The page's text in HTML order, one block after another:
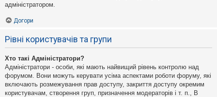
адміністратором.
Догори
Рівні користувачів та групи
Хто такі Адміністратори?
Адміністратори - особи, які мають найвищий рівень контролю над
форумом. Вони можуть керувати усіма аспектами роботи форуму, які
включають розмежування прав доступу, закриття доступу окремим
користувачам, створення груп, призначення модераторів і т. п., В